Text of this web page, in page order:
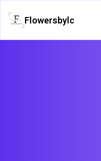
Flowersbylc